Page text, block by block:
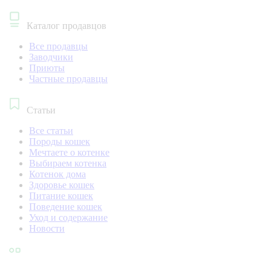
Каталог продавцов
Все продавцы
Заводчики
Приюты
Частные продавцы
Статьи
Все статьи
Породы кошек
Мечтаете о котенке
Выбираем котенка
Котенок дома
Здоровье кошек
Питание кошек
Поведение кошек
Уход и содержание
Новости